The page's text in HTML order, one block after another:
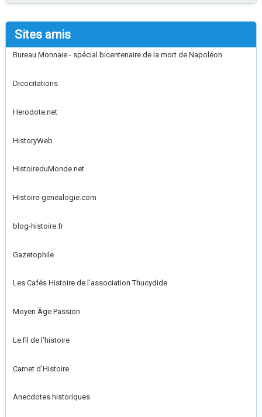
Sites amis
Bureau Monnaie - spécial bicentenaire de la mort de Napoléon
Dicocitations
Herodote.net
HistoryWeb
HistoireduMonde.net
Histoire-genealogie.com
blog-histoire.fr
Gazetophile
Les Cafés Histoire de l’association Thucydide
Moyen Âge Passion
Le fil de l'histoire
Carnet d'Histoire
Anecdotes historiques